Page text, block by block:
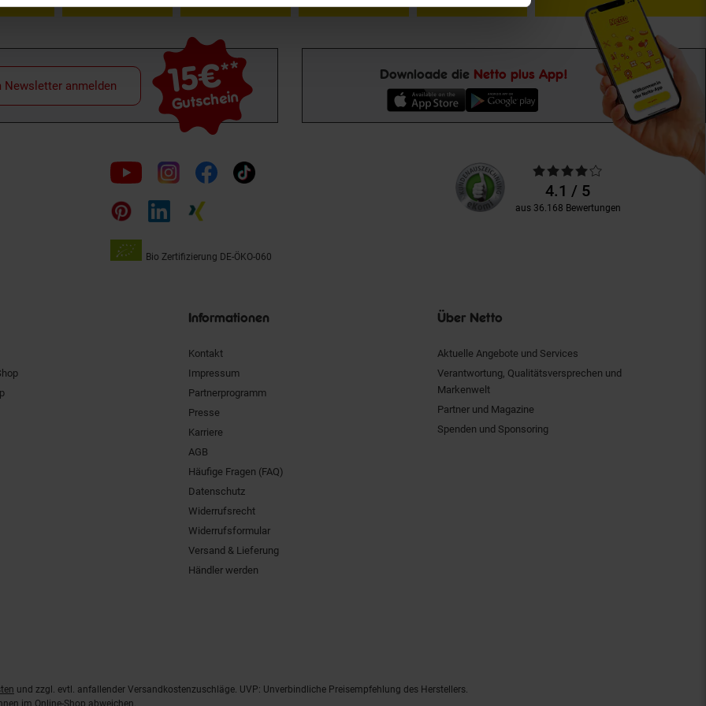
15€**
Gutschein
Newsletter anmelden
Downloade die Netto plus App!
Folge
uns
auf
Bio Zertifizierung DE-ÖKO-060
Unsere
Kundenbewertungen
Durchschnittliche
Bewertungen4.1 / 5
aus 36.168 Bewertungen
Informationen
Kontakt
Impressum
Partnerprogramm
Presse
Karriere
AGB
Häufige Fragen (FAQ)
Datenschutz
Widerrufsrecht
Widerrufsformular
Versand & Lieferung
Händler werden
Über Netto
Aktuelle Angebote und Services
Verantwortung, Qualitätsversprechen und
Markenwelt
Partner und Magazine
Spenden und Sponsoring
und zzgl. evtl. anfallender Versandkostenzuschläge. UVP: Unverbindliche Preisempfehlung des Herstellers.
im Online-Shop abweichen.